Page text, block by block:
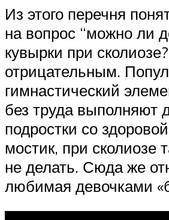
Из этого перечня
на вопрос “можно ли
кувырки при
отрицательным.
гимнастический
без труда выполняют
подростки со
мостик, при сколиозе
не делать. Сюда же
любимая девочками